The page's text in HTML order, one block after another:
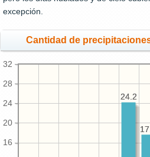
excepción.
Cantidad de
16
20
24
28
32
24.2
24.2